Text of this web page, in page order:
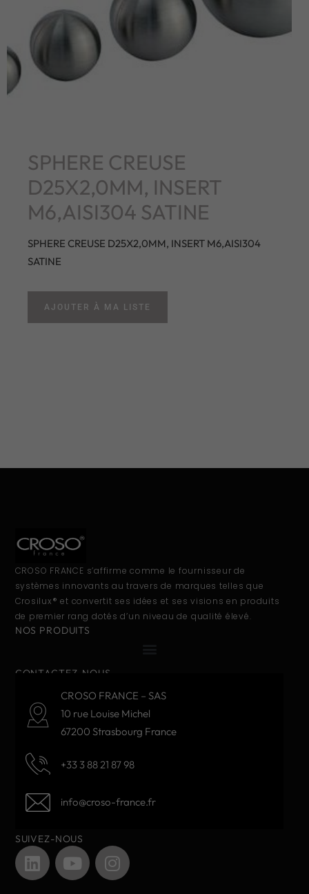
SPHERE CREUSE
D25X2,0MM, INSERT
M6,AISI304 SATINE
SPHERE CREUSE D25X2,0MM, INSERT M6,AISI304
SATINE
AJOUTER À MA LISTE
CROSO FRANCE s’affirme comme le fournisseur de
systèmes innovants au travers de marques telles que
Crosilux® et convertit ses idées et ses visions en produits
de premier rang dotés d’un niveau de qualité élevé.
NOS PRODUITS
CONTACTEZ-NOUS
CROSO FRANCE – SAS
10 rue Louise Michel
67200 Strasbourg France
+33 3 88 21 87 98
info@croso-france.fr
SUIVEZ-NOUS